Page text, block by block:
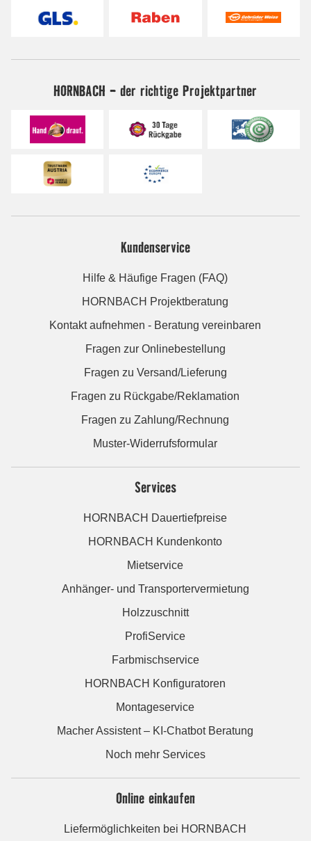
HORNBACH - der richtige Projektpartner
Kundenservice
Hilfe & Häufige Fragen (FAQ)
HORNBACH Projektberatung
Kontakt aufnehmen - Beratung vereinbaren
Fragen zur Onlinebestellung
Fragen zu Versand/Lieferung
Fragen zu Rückgabe/Reklamation
Fragen zu Zahlung/Rechnung
Muster-Widerrufsformular
Services
HORNBACH Dauertiefpreise
HORNBACH Kundenkonto
Mietservice
Anhänger- und Transportervermietung
Holzzuschnitt
ProfiService
Farbmischservice
HORNBACH Konfiguratoren
Montageservice
Macher Assistent – KI-Chatbot Beratung
Noch mehr Services
Online einkaufen
Liefermöglichkeiten bei HORNBACH